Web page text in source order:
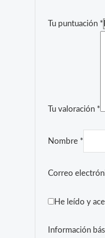
Tu puntuación *
Tu valoración *
Nombre *
Correo
He leído y
Información